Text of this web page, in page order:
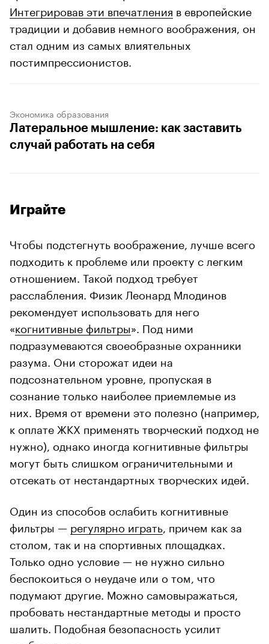
Интегрировав эти впечатления в европейские
традиции и добавив немного воображения, он
стал одним из самых влиятельных
постимпрессионистов.
Экономика образования
Латеральное мышление: как заставить
случай работать на себя
Играйте
Чтобы подстегнуть воображение, лучше всего
подходить к проблеме или проекту с легким
отношением. Такой подход требует
расслабления. Физик Леонард Млодинов
рекомендует использовать для него
«когнитивные фильтры». Под ними
подразумеваются своеобразные охранники
разума. Они сторожат идеи на
подсознательном уровне, пропуская в
сознание только наиболее приемлемые из
них. Время от времени это полезно (например,
к оплате ЖКХ применять творческий подход не
нужно), однако иногда когнитивные фильтры
могут быть слишком ограничительными и
отсекать от нестандартных творческих идей.
Один из способов ослабить когнитивные
фильтры — регулярно играть , причем как за
столом, так и на спортивных площадках.
Только одно условие — не нужно сильно
беспокоиться о неудаче или о том, что
подумают другие. Можно самовыражаться,
пробовать нестандартные методы и просто
шалить. Подобная безопасность усилит